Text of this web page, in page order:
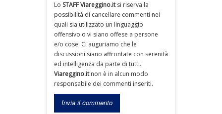
Lo STAFF Viareggino.itsi riserva la
possibilità di cancellare commenti nei
quali sia utilizzato un linguaggio
offensivo o vi siano offese a persone
e/o cose. Ci auguriamo che le
discussioni siano affrontate con serenità
ed intelligenza da parte di tutti.
Viareggino.itnon è in alcun modo
responsabile dei commenti inseriti.